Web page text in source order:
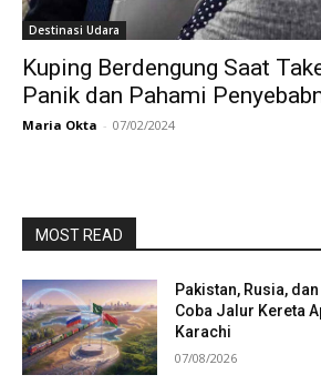
Destinasi Udara
Kuping Berdengung Saat
Panik dan Pahami
Maria Okta - 07/02/2024
MOST READ
Pakistan, Rusia,
Coba Jalur Kereta
Karachi
07/08/2026